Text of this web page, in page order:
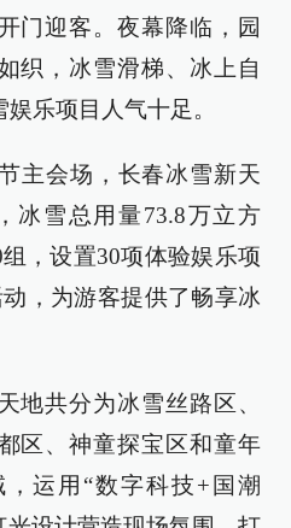
门迎客。夜幕降临，园
织，冰雪滑梯、冰上自
乐项目人气十足。
主会场，长春冰雪新天
冰雪总用量73.8万立方
，设置30项体验娱乐项
，为游客提供了畅享冰
地共分为冰雪丝路区、
区、神童探宝区和童年
运用“数字科技+国潮